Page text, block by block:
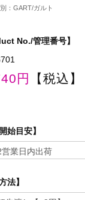
：GART/ガルト
No./管理番号】
円 【税込】
始目安】
法】